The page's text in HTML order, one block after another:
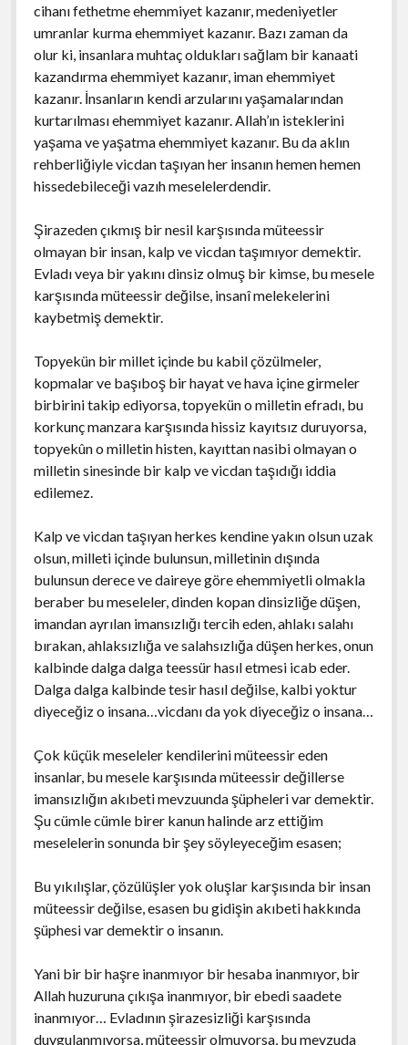
cihanı fethetme ehemmiyet kazanır, medeniyetler
umranlar kurma ehemmiyet kazanır. Bazı zaman da
olur ki, insanlara muhtaç oldukları sağlam bir kanaati
kazandırma ehemmiyet kazanır, iman ehemmiyet
kazanır. İnsanların kendi arzularını yaşamalarından
kurtarılması ehemmiyet kazanır. Allah’ın isteklerini
yaşama ve yaşatma ehemmiyet kazanır. Bu da aklın
rehberliğiyle vicdan taşıyan her insanın hemen hemen
hissedebileceği vazıh meselelerdendir.
Şirazeden çıkmış bir nesil karşısında müteessir
olmayan bir insan, kalp ve vicdan taşımıyor demektir.
Evladı veya bir yakını dinsiz olmuş bir kimse, bu mesele
karşısında müteessir değilse, insanî melekelerini
kaybetmiş demektir.
Topyekün bir millet içinde bu kabil çözülmeler,
kopmalar ve başıboş bir hayat ve hava içine girmeler
birbirini takip ediyorsa, topyekün o milletin efradı, bu
korkunç manzara karşısında hissiz kayıtsız duruyorsa,
topyekûn o milletin histen, kayıttan nasibi olmayan o
milletin sinesinde bir kalp ve vicdan taşıdığı iddia
edilemez.
Kalp ve vicdan taşıyan herkes kendine yakın olsun uzak
olsun, milleti içinde bulunsun, milletinin dışında
bulunsun derece ve daireye göre ehemmiyetli olmakla
beraber bu meseleler, dinden kopan dinsizliğe düşen,
imandan ayrılan imansızlığı tercih eden, ahlakı salahı
bırakan, ahlaksızlığa ve salahsızlığa düşen herkes, onun
kalbinde dalga dalga teessür hasıl etmesi icab eder.
Dalga dalga kalbinde tesir hasıl değilse, kalbi yoktur
diyeceğiz o insana…vicdanı da yok diyeceğiz o insana…
Çok küçük meseleler kendilerini müteessir eden
insanlar, bu mesele karşısında müteessir değillerse
imansızlığın akıbeti mevzuunda şüpheleri var demektir.
Şu cümle cümle birer kanun halinde arz ettiğim
meselelerin sonunda bir şey söyleyeceğim esasen;
Bu yıkılışlar, çözülüşler yok oluşlar karşısında bir insan
müteessir değilse, esasen bu gidişin akıbeti hakkında
şüphesi var demektir o insanın.
Yani bir bir haşre inanmıyor bir hesaba inanmıyor, bir
Allah huzuruna çıkışa inanmıyor, bir ebedi saadete
inanmıyor… Evladının şirazesizliği karşısında
duygulanmıyorsa, müteessir olmuyorsa, bu mevzuda